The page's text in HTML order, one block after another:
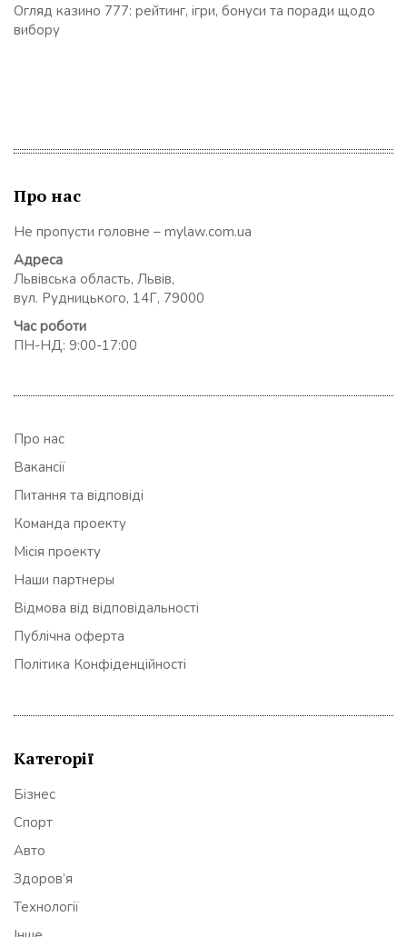
Огляд казино 777: рейтинг, ігри, бонуси та поради щодо
вибору
Про нас
Не пропусти головне – mylaw.com.ua
Адреса
Львівська область, Львів,
вул. Рудницького, 14Г, 79000
Час роботи
ПН-НД: 9:00-17:00
Про нас
Вакансії
Питання та відповіді
Команда проекту
Місія проекту
Наши партнеры
Відмова від відповідальності
Публічна оферта
Політика Конфіденційності
Категорії
Бізнес
Спорт
Авто
Здоров’я
Технології